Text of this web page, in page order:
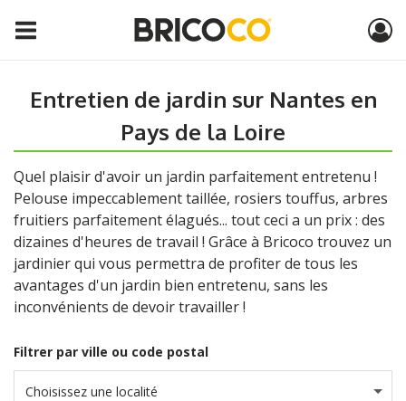
Entretien de jardin sur Nantes en
Pays de la Loire
Quel plaisir d'avoir un jardin parfaitement entretenu !
Pelouse impeccablement taillée, rosiers touffus, arbres
fruitiers parfaitement élagués... tout ceci a un prix : des
dizaines d'heures de travail ! Grâce à Bricoco trouvez un
jardinier qui vous permettra de profiter de tous les
avantages d'un jardin bien entretenu, sans les
inconvénients de devoir travailler !
Filtrer par ville ou code postal
Choisissez une localité